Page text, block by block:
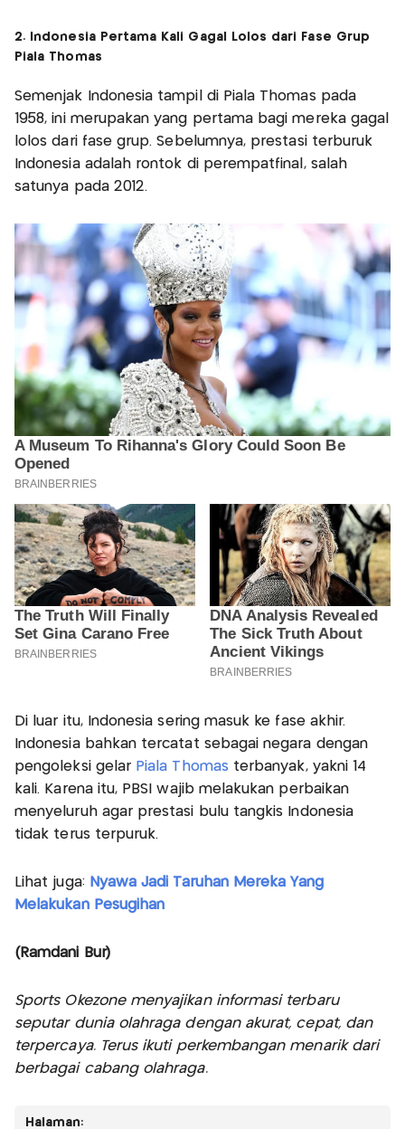
2. Indonesia Pertama Kali Gagal Lolos dari Fase Grup
Piala Thomas
Semenjak Indonesia tampil di Piala Thomas pada
1958, ini merupakan yang pertama bagi mereka gagal
lolos dari fase grup. Sebelumnya, prestasi terburuk
Indonesia adalah rontok di perempatfinal, salah
satunya pada 2012.
Di luar itu, Indonesia sering masuk ke fase akhir.
Indonesia bahkan tercatat sebagai negara dengan
pengoleksi gelar Piala Thomasterbanyak, yakni 14
kali. Karena itu, PBSI wajib melakukan perbaikan
menyeluruh agar prestasi bulu tangkis Indonesia
tidak terus terpuruk.
Lihat juga: Nyawa Jadi Taruhan Mereka Yang
Melakukan Pesugihan
(Ramdani Bur)
Sports Okezone menyajikan informasi terbaru
seputar dunia olahraga dengan akurat, cepat, dan
terpercaya. Terus ikuti perkembangan menarik dari
berbagai cabang olahraga.
Halaman: